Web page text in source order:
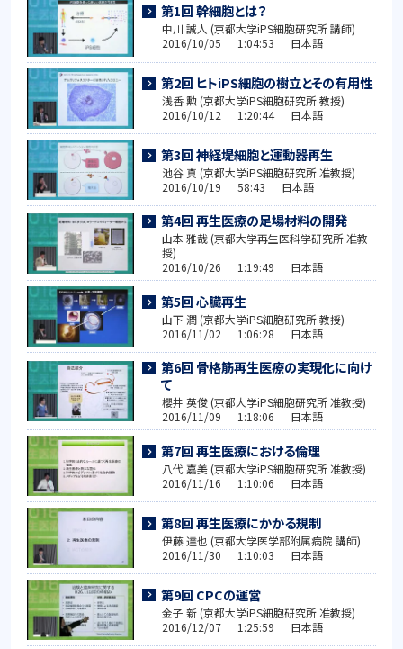
第1回 幹細胞とは？
中川 誠人 (京都大学iPS細胞研究所 講師)
2016/10/05 1:04:53 日本語
第2回 ヒトiPS細胞の樹立とその有用性
浅香 勲 (京都大学iPS細胞研究所 教授)
2016/10/12 1:20:44 日本語
第3回 神経堤細胞と運動器再生
池谷 真 (京都大学iPS細胞研究所 准教授)
2016/10/19 58:43 日本語
第4回 再生医療の足場材料の開発
山本 雅哉 (京都大学再生医科学研究所 准教
授)
2016/10/26 1:19:49 日本語
第5回 心臓再生
山下 潤 (京都大学iPS細胞研究所 教授)
2016/11/02 1:06:28 日本語
第6回 骨格筋再生医療の実現化に向け
て
櫻井 英俊 (京都大学iPS細胞研究所 准教授)
2016/11/09 1:18:06 日本語
第7回 再生医療における倫理
八代 嘉美 (京都大学iPS細胞研究所 准教授)
2016/11/16 1:10:06 日本語
第8回 再生医療にかかる規制
伊藤 達也 (京都大学医学部附属病院 講師)
2016/11/30 1:10:03 日本語
第9回 CPCの運営
金子 新 (京都大学iPS細胞研究所 准教授)
2016/12/07 1:25:59 日本語